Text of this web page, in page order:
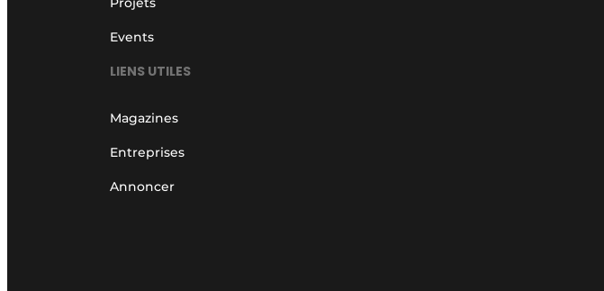
Events
LIENS UTILES
Magazines
Entreprises
Annoncer